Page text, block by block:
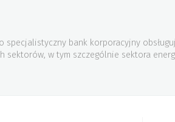
specjalistyczny bank korporacyjny
w tym szczególnie sektora